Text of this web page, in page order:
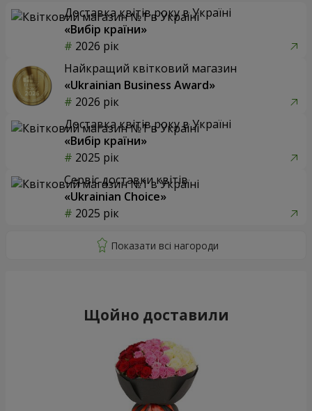
Доставка квітів року в Україні
«Вибір країни»
2026 рік
Найкращий квітковий магазин
«Ukrainian Business Award»
2026 рік
Доставка квітів року в Україні
«Вибір країни»
2025 рік
Сервіс доставки квітів
«Ukrainian Choice»
2025 рік
Щойно доставили